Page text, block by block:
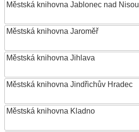
Městská knihovna Jablonec nad Nisou
Městská knihovna Jaroměř
Městská knihovna Jihlava
Městská knihovna Jindřichův Hradec
Městská knihovna Kladno